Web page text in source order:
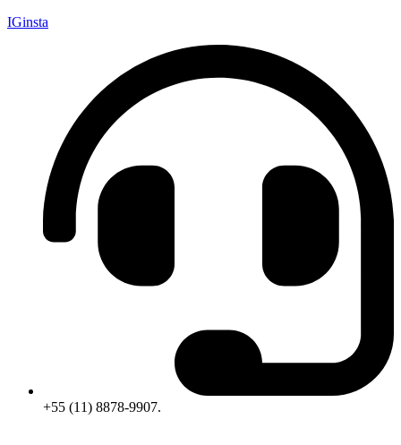
IGinsta
+55 (11) 8878-9907.